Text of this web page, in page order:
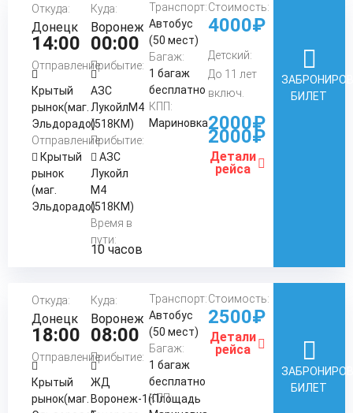
Откуда:
Донецк
14:00
Отправление:
Крытый
рынок(маг.
Эльдорадо)
Отправление:
Крытый
рынок
(маг.
Эльдорадо)
Куда:
Воронеж
00:00
Прибытие:
АЗС
ЛукойлМ4
(518КМ)
Прибытие:
АЗС
Лукойл
М4
(518КМ)
Время в
пути:
10 часов
Транспорт:
Автобус
(50 мест)
Багаж:
1 багаж
бесплатно
КПП:
Мариновка
Стоимость:
4000₽
Детский:
До 11 лет
включ.
2000₽
2000₽
Детали
рейса
БИЛЕТ
Откуда:
Донецк
18:00
Отправление:
Крытый
рынок(маг.
Куда:
Воронеж
08:00
Прибытие:
ЖД
Воронеж-1(Площадь
Транспорт:
Автобус
(50 мест)
Багаж:
1 багаж
бесплатно
КПП:
Стоимость:
2500₽
Детали
рейса
БИЛЕТ